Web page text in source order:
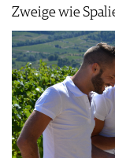
Zweige wie